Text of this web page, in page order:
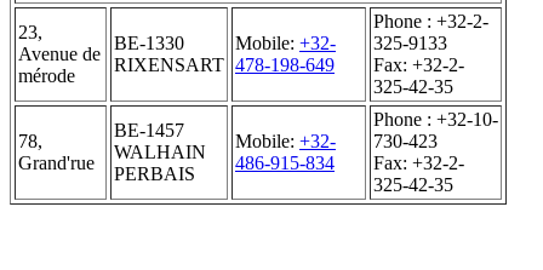
23,
Avenue de
mérode
BE-1330
RIXENSART
Mobile: +32-
478-198-649
Phone : +32-2-
325-9133
Fax: +32-2-
325-42-35
78,
Grand'rue
BE-1457
WALHAIN
PERBAIS
Mobile: +32-
486-915-834
Phone : +32-10-
730-423
Fax: +32-2-
325-42-35